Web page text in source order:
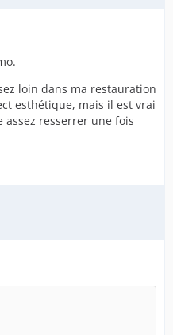
d'allonger la sortie du
beau et efficace.
loin dans ma restauration
esthétique, mais il est vrai
resserrer une fois